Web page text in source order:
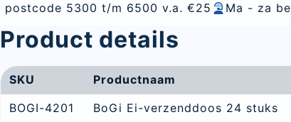
6500 v.a. €25 Ma - za bereikbaar Alles
Product details
SKU Productnaam
BOGI-4201
BoGi Ei-verzenddoos 24 stuks